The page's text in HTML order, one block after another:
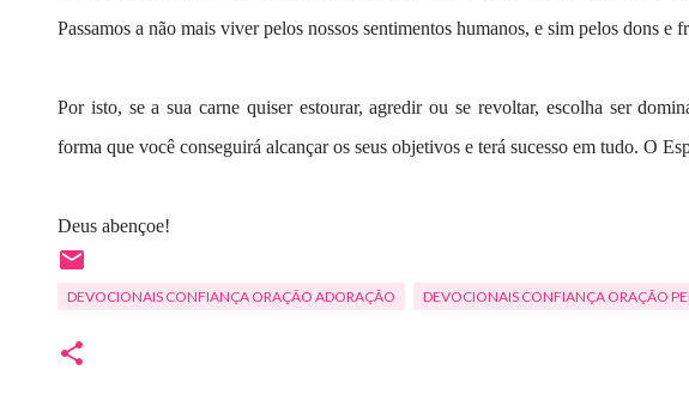
Passamos a não mais viver pelos nossos sentimentos humanos, e sim pelos dons e
Por isto, se a sua carne quiser estourar, agredir ou se revoltar, escolha ser
forma que você conseguirá alcançar os seus objetivos e terá sucesso em tudo. O
Deus abençoe!
DEVOCIONAIS CONFIANÇA ORAÇÃO ADORAÇÃO DEVOCIONAIS CONFIANÇA ORAÇÃO